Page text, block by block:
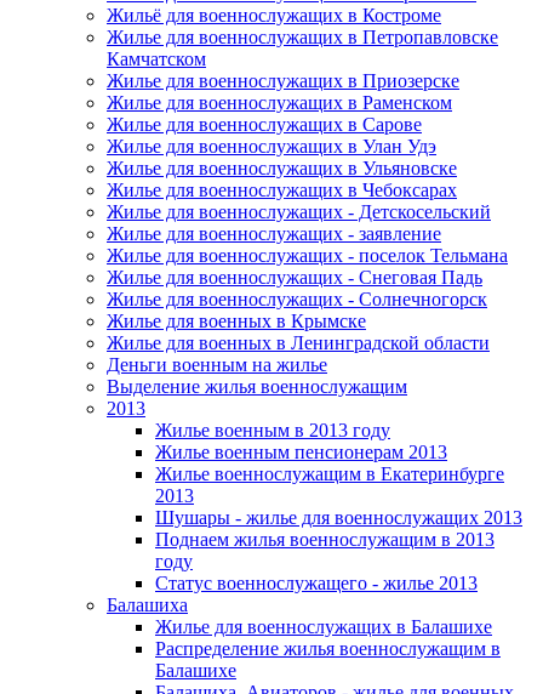
Жильё для военнослужащих в Костроме
Жилье для военнослужащих в Петропавловске
Камчатском
Жилье для военнослужащих в Приозерске
Жилье для военнослужащих в Раменском
Жилье для военнослужащих в Сарове
Жилье для военнослужащих в Улан Удэ
Жилье для военнослужащих в Ульяновске
Жилье для военнослужащих в Чебоксарах
Жилье для военнослужащих - Детскосельский
Жилье для военнослужащих - заявление
Жилье для военнослужащих - поселок Тельмана
Жилье для военнослужащих - Снеговая Падь
Жилье для военнослужащих - Солнечногорск
Жилье для военных в Крымске
Жилье для военных в Ленинградской области
Деньги военным на жилье
Выделение жилья военнослужащим
2013
Жилье военным в 2013 году
Жилье военным пенсионерам 2013
Жилье военнослужащим в Екатеринбурге
2013
Шушары - жилье для военнослужащих 2013
Поднаем жилья военнослужащим в 2013
году
Статус военнослужащего - жилье 2013
Балашиха
Жилье для военнослужащих в Балашихе
Распределение жилья военнослужащим в
Балашихе